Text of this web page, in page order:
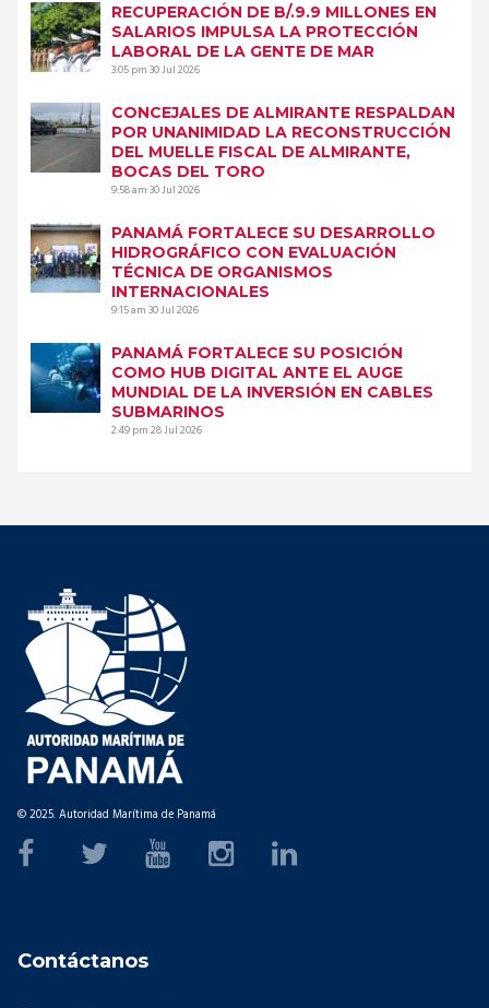
RECUPERACIÓN DE B/.9.9 MILLONES EN
SALARIOS IMPULSA LA PROTECCIÓN
LABORAL DE LA GENTE DE MAR
3:05 pm30 Jul 2026
CONCEJALES DE ALMIRANTE RESPALDAN
POR UNANIMIDAD LA RECONSTRUCCIÓN
DEL MUELLE FISCAL DE ALMIRANTE,
BOCAS DEL TORO
9:58 am30 Jul 2026
PANAMÁ FORTALECE SU DESARROLLO
HIDROGRÁFICO CON EVALUACIÓN
TÉCNICA DE ORGANISMOS
INTERNACIONALES
9:15 am30 Jul 2026
PANAMÁ FORTALECE SU POSICIÓN
COMO HUB DIGITAL ANTE EL AUGE
MUNDIAL DE LA INVERSIÓN EN CABLES
SUBMARINOS
2:49 pm28 Jul 2026
© 2025. Autoridad Marítima de Panamá
Contáctanos